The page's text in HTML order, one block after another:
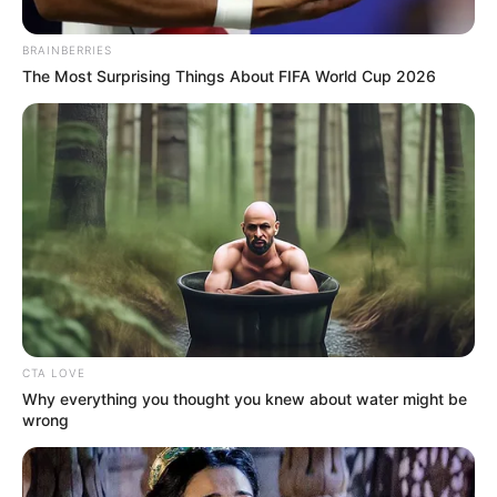
Suministrada Bomberos de Bucaramanga
Por:Ingrid Liliana Jaimes Jaimes
Junio 14, 2023
BRAINBERRIES
The Most Surprising Things About FIFA World Cup 2026
CTA LOVE
Why everything you thought you knew about water might be
wrong